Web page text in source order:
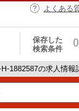
よくある
保存した
検索条件
0
1882587の求人情報